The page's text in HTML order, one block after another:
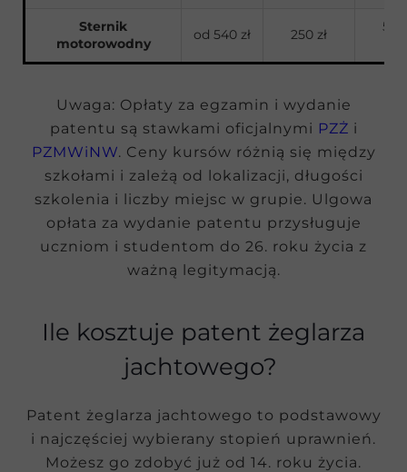
Sternik
motorowodny
od 540 zł 250 zł
50
Uwaga: Opłaty za egzamin i wydanie
patentu są stawkami oficjalnymi PZŻ i
PZMWiNW. Ceny kursów różnią się między
szkołami i zależą od lokalizacji, długości
szkolenia i liczby miejsc w grupie. Ulgowa
opłata za wydanie patentu przysługuje
uczniom i studentom do 26. roku życia z
ważną legitymacją.
Ile kosztuje patent żeglarza
jachtowego?
Patent żeglarza jachtowego to podstawowy
i najczęściej wybierany stopień uprawnień.
Możesz go zdobyć już od 14. roku życia.